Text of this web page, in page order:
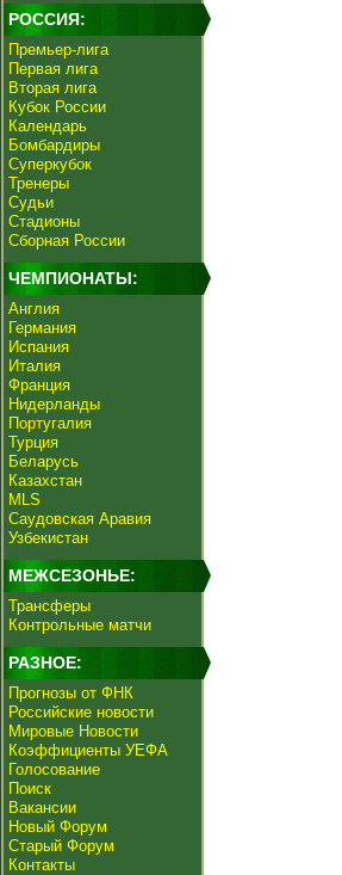
РОССИЯ:
Премьер-лига
Первая лига
Вторая лига
Кубок России
Календарь
Бомбардиры
Суперкубок
Тренеры
Судьи
Стадионы
Сборная России
ЧЕМПИОНАТЫ:
Англия
Германия
Испания
Италия
Франция
Нидерланды
Португалия
Турция
Беларусь
Казахстан
MLS
Саудовская Аравия
Узбекистан
МЕЖСЕЗОНЬЕ:
Трансферы
Контрольные матчи
РАЗНОЕ:
Прогнозы от ФНК
Российские новости
Мировые Новости
Коэффициенты УЕФА
Голосование
Поиск
Вакансии
Новый Форум
Старый Форум
Контакты